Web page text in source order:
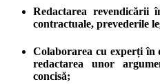
Redactarea revendicării
contractuale, prevederile
Colaborarea cu experți în
redactarea unor
concisă;